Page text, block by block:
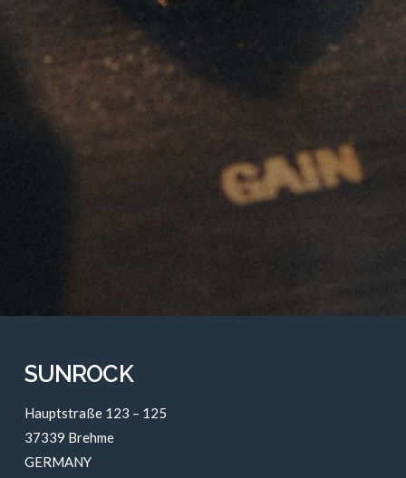
SUNROCK
Hauptstraße 123 – 125
37339 Brehme
GERMANY